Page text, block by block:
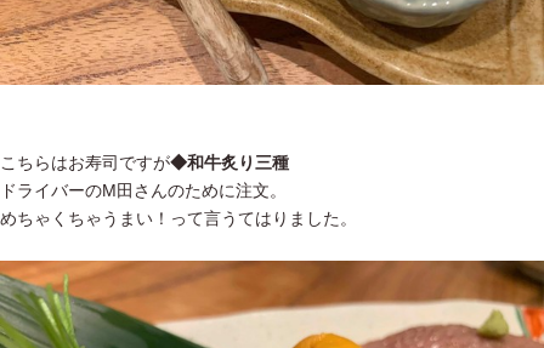
こちらはお寿司ですが◆和牛炙り三種
ドライバーのM田さんのために注文。
めちゃくちゃうまい！って言うてはりました。